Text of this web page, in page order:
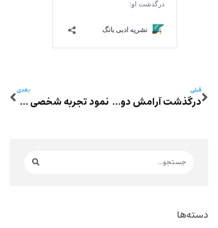
قبلی
درگذشت آرامش دوستدار – واکنش‌ها
بعدی
نمود تجربه شخصی در داستان‌نویسی – فرزانه نامجو: جاده مه‌آلود نویسنده
دسته‌ها